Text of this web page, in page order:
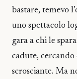
bastare, temevo
uno spettacolo
gara a chi le
cadute,
scrosciante. Ma